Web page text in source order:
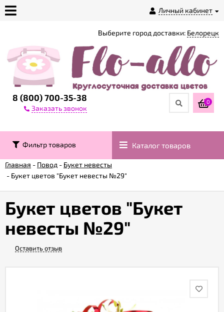
Личный кабинет
магазине
Доставка
Контакты
Возврат
Гарантии
Акции
8 (800) 700-35-38
Заказать звонок
Выберите город доставки: Белорецк
0
Фильтр товаров Каталог товаров
Главная - Повод - Букет невесты
- Букет цветов "Букет невесты №29"
Букет цветов "Букет
невесты №29"
Оставить отзыв